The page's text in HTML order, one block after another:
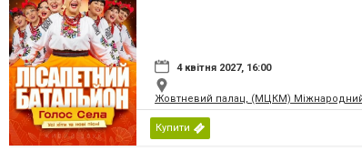
4 квітня 2027, 16:00
Жовтневий палац, (МЦКМ) Міжнародний
Купити